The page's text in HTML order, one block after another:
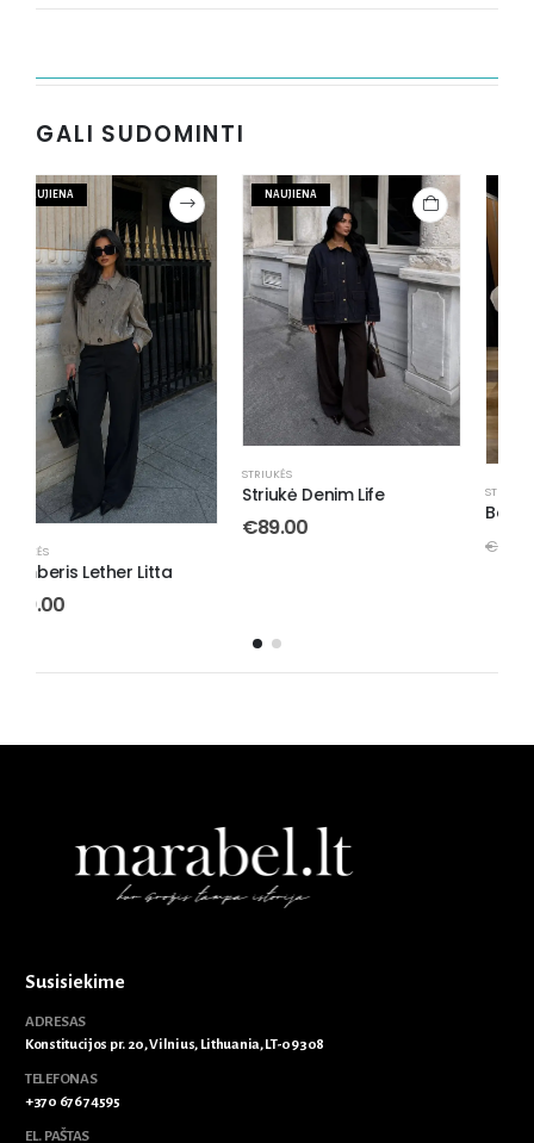
GALI SUDOMINTI
NAUJIENA
STRIUKĖS
Striukė Denim Life
€89.00
-8%
STRIUKĖS
Konstitucijos pr. 20, Vilnius, Lithuania, LT-09308
TELEFONAS
+370 676 74595
EL. PAŠTAS
info@marabel.lt
DARBO VALANDOS